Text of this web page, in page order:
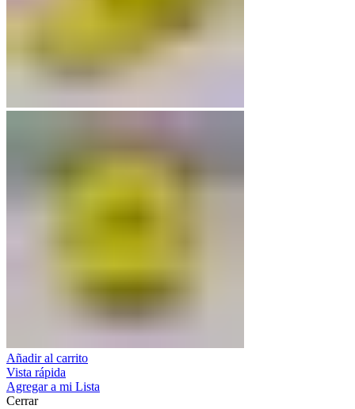
Añadir al carrito
Vista rápida
Agregar a mi Lista
Cerrar